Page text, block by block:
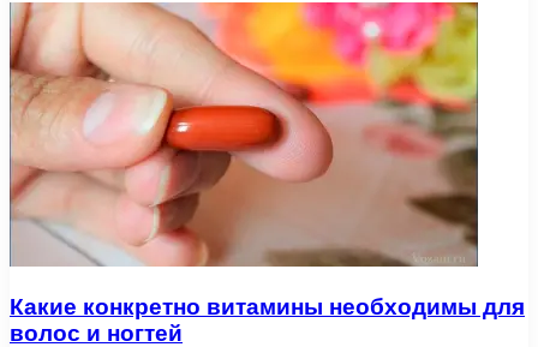
Какие конкретно витамины необходимы для
волос и ногтей